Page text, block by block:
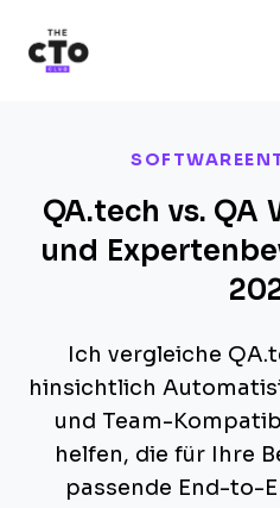
QA.tech vs. QA
und
Ich vergleiche
hinsichtlich
und Team-
helfen, die für Ihre
passende End-to-